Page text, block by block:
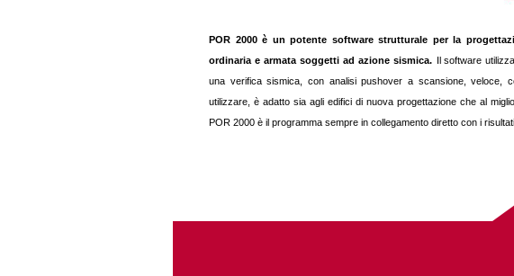
POR 2000 è un potente software strutturale per la
ordinaria e armata soggetti ad azione sismica. Il software
una verifica sismica, con analisi pushover a scansione, veloce,
utilizzare, è adatto sia agli edifici di nuova progettazione che al
POR 2000 è il programma sempre in collegamento diretto con i